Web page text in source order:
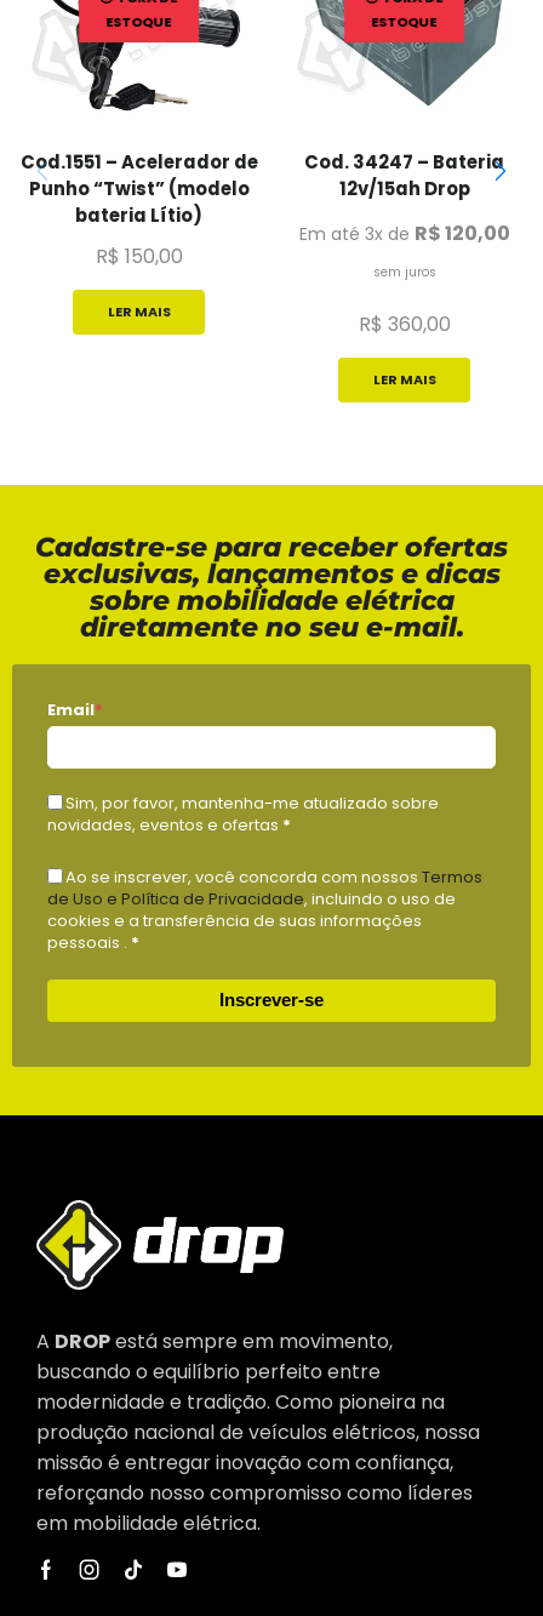
ESTOQUE
Cod.1551 – Acelerador de
Punho “Twist” (modelo
bateria Lítio)
R$ 150,00
LER MAIS
ESTOQUE
Cod. 34247 – Bateria
12v/15ah Drop
Em até 3x de R$120,00
sem juros
R$ 360,00
LER MAIS
Cadastre-se para receber ofertas
exclusivas, lançamentos e dicas
sobre mobilidade elétrica
diretamente no seu e-mail.
Email*
Sim, por favor, mantenha-me atualizado sobre
novidades, eventos e ofertas *
Ao se inscrever, você concorda com nossos Termos
de Uso e Política de Privacidade, incluindo o uso de
cookies e a transferência de suas informações
pessoais . *
Inscrever-se
A DROPestá sempre em movimento,
buscando o equilíbrio perfeito entre
modernidade e tradição. Como pioneira na
produção nacional de veículos elétricos, nossa
missão é entregar inovação com confiança,
reforçando nosso compromisso como líderes
em mobilidade elétrica.